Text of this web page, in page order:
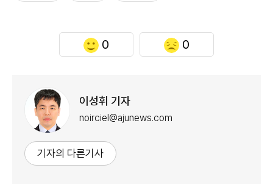
0 0
이성휘 기자
noirciel@ajunews.com
기자의 다른기사